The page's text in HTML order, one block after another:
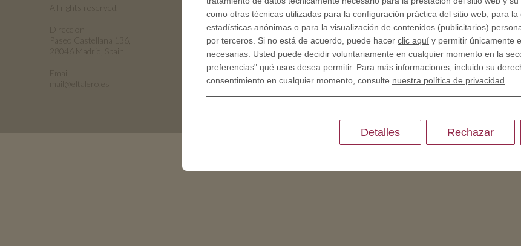
All rights reserved.
Paseo Castellana 136,
28046 Madrid, Spain
mail@eltalero.es
Crear tu propia moneda
RECURSOS
Historia - Grabado de monedas
Grabado de monedas
como otras técnicas utilizadas para la configuración práctica del sitio web, para la
estadísticas anónimas o para la visualización de contenidos (publicitarios)
por terceros. Si no está de acuerdo, puede hacer clic aquí y permitir únicamente
necesarias. Usted puede decidir voluntariamente en cualquier momento en la
preferencias" qué usos desea permitir. Para más informaciones, incluido su
consentimiento en cualquier momento, consulte nuestra política de privacidad
Rechazar
Detalles